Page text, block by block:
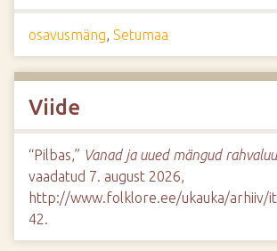
osavusmäng, Setumaa
Viide
“Pilbas,” Vanad ja uued mängud
vaadatud 7. august 2026,
http://www.folklore.ee/ukauka/arhiiv/
42.